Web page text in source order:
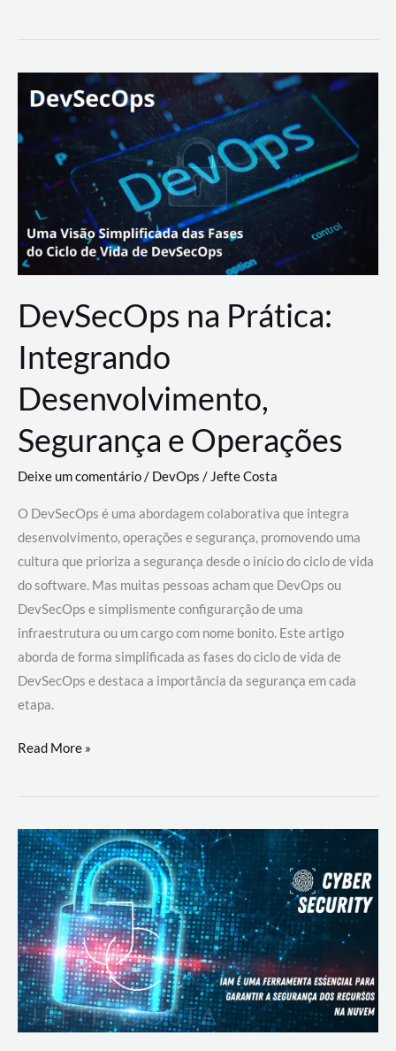
palyer
Lance
Rural
DevSecOps na Prática:
Integrando
Desenvolvimento,
Segurança e Operações
Deixe um comentário/ DevOps /Jefte Costa
O DevSecOps é uma abordagem colaborativa que integra
desenvolvimento, operações e segurança, promovendo uma
cultura que prioriza a segurança desde o início do ciclo de vida
do software. Mas muitas pessoas acham que DevOps ou
DevSecOps e simplismente configurarção de uma
infraestrutura ou um cargo com nome bonito. Este artigo
aborda de forma simplificada as fases do ciclo de vida de
DevSecOps e destaca a importância da segurança em cada
etapa.
DevSecOps
Prática:
Desenvolvimento,
Segurança
e
Operações
Read More »